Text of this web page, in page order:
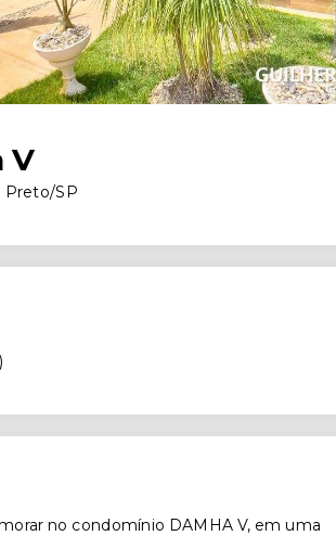
V
Preto/SP
)
no condomínio DAMHA V, em uma